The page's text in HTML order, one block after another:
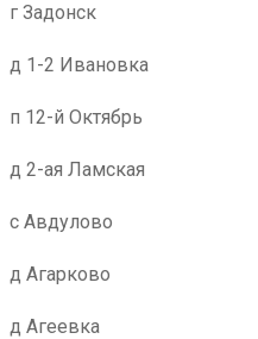
г Задонск
д 1-2 Ивановка
п 12-й Октябрь
д 2-ая Ламская
с Авдулово
д Агарково
д Агеевка